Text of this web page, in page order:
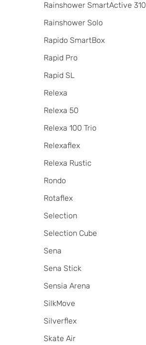
Rainshower SmartActive 310
Rainshower Solo
Rapido SmartBox
Rapid Pro
Rapid SL
Relexa
Relexa 50
Relexa 100 Trio
Relexaflex
Relexa Rustic
Rondo
Rotaflex
Selection
Selection Cube
Sena
Sena Stick
Sensia Arena
SilkMove
Silverflex
Skate Air